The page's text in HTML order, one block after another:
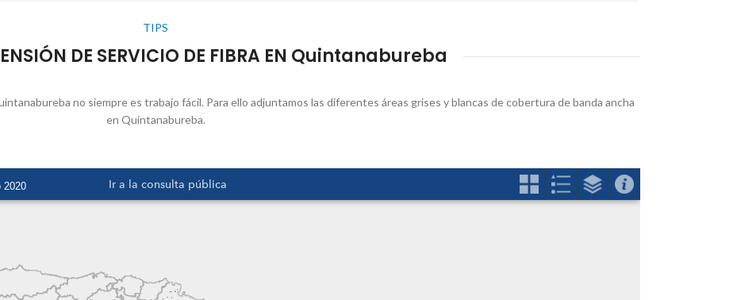
TIPS
DE SERVICIO DE FIBRA EN Quintanabureba
no siempre es trabajo fácil. Para ello adjuntamos las diferentes áreas grises y blancas de cobertura de banda ancha
en Quintanabureba.